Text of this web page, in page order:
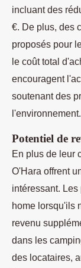
incluant des
€. De plus, des
proposés pour
le coût total
encouragent
soutenant des
l'environnement.
Potentiel de
En plus de leur
O'Hara offrent
intéressant.
home lorsqu'ils
revenu
dans les
des locataires,